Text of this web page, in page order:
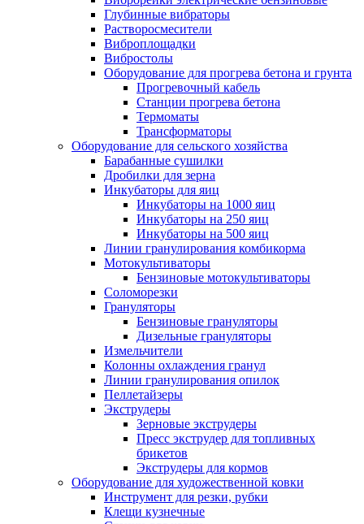
Глубинные вибраторы
Растворосмесители
Виброплощадки
Вибростолы
Оборудование для прогрева бетона и грунта
Прогревочный кабель
Станции прогрева бетона
Термоматы
Трансформаторы
Оборудование для сельского хозяйства
Барабанные сушилки
Дробилки для зерна
Инкубаторы для яиц
Инкубаторы на 1000 яиц
Инкубаторы на 250 яиц
Инкубаторы на 500 яиц
Линии гранулирования комбикорма
Мотокультиваторы
Бензиновые мотокультиваторы
Соломорезки
Грануляторы
Бензиновые грануляторы
Дизельные грануляторы
Измельчители
Колонны охлаждения гранул
Линии гранулирования опилок
Пеллетайзеры
Экструдеры
Зерновые экструдеры
Пресс экструдер для топливных
брикетов
Экструдеры для кормов
Оборудование для художественной ковки
Инструмент для резки, рубки
Клещи кузнечные